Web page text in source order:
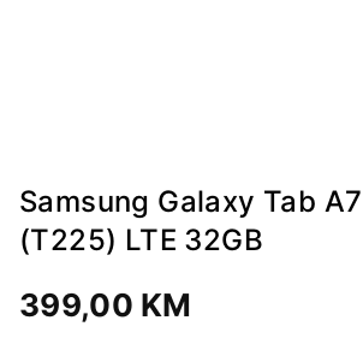
Samsung Galaxy Tab
(T225) LTE 32GB
399,00 KM